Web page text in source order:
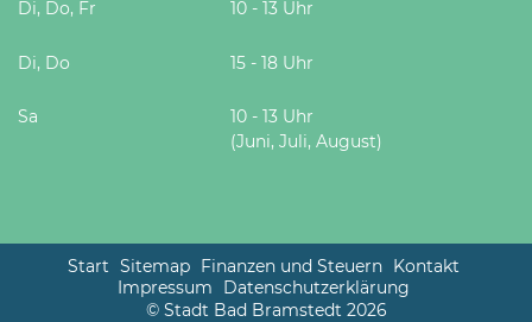
Di, Do, Fr 10 - 13 Uhr
Di, Do 15 - 18 Uhr
Sa
10 - 13 Uhr
(Juni, Juli, August)
Start Sitemap Finanzen und Steuern Kontakt
Impressum
Datenschutzerklärung
© Stadt Bad Bramstedt 2026